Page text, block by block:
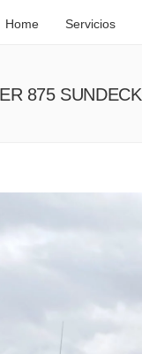
Home Servicios
875 SUNDECK